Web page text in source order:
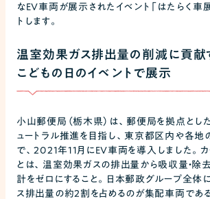
なEV車両が展示されたイベント「はたらく車
トします。
温室効果ガス排出量の削減に貢献
こどもの日のイベントで展示
小山郵便局（栃木県）は、郵便局を拠点とし
ュートラル推進を目指し、東京都区内や各地
で、2021年11月にEV車両を導入しました。カ
とは、温室効果ガスの排出量から吸収量・除
計をゼロにすること。日本郵政グループ全体
ス排出量の約2割を占めるのが集配車両であ